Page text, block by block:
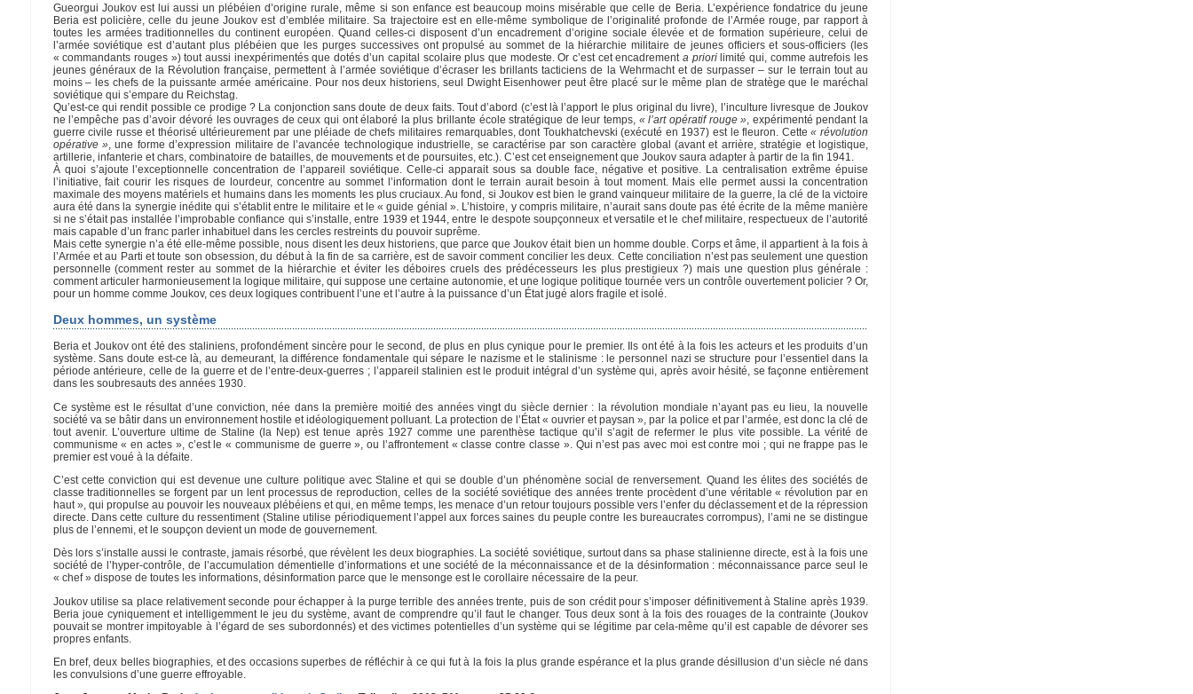
Gueorgui Joukov est lui aussi un plébéien d’origine rurale, même si son enfance est beaucoup moins misérable que celle de Beria. L’expérience fondatrice du jeune
Beria est policière, celle du jeune Joukov est d’emblée militaire. Sa trajectoire est en elle-même symbolique de l’originalité profonde de l’Armée rouge, par rapport à
toutes les armées traditionnelles du continent européen. Quand celles-ci disposent d’un encadrement d’origine sociale élevée et de formation supérieure, celui de
l’armée soviétique est d’autant plus plébéien que les purges successives ont propulsé au sommet de la hiérarchie militaire de jeunes officiers et sous-officiers (les
« commandants rouges ») tout aussi inexpérimentés que dotés d’un capital scolaire plus que modeste. Or c’est cet encadrementa priorilimité qui, comme autrefois les
jeunes généraux de la Révolution française, permettent à l’armée soviétique d’écraser les brillants tacticiens de la Wehrmacht et de surpasser – sur le terrain tout au
moins – les chefs de la puissante armée américaine. Pour nos deux historiens, seul Dwight Eisenhower peut être placé sur le même plan de stratège que le maréchal
soviétique qui s’empare du Reichstag.
Qu’est-ce qui rendit possible ce prodige ? La conjonction sans doute de deux faits. Tout d’abord (c’est là l’apport le plus original du livre), l’inculture livresque de Joukov
ne l’empêche pas d’avoir dévoré les ouvrages de ceux qui ont élaboré la plus brillante école stratégique de leur temps, « l’art opératif rouge », expérimenté pendant la
guerre civile russe et théorisé ultérieurement par une pléiade de chefs militaires remarquables, dont Toukhatchevski (exécuté en 1937) est le fleuron. Cette« révolution
opérative », une forme d’expression militaire de l’avancée technologique industrielle, se caractérise par son caractère global (avant et arrière, stratégie et logistique,
artillerie, infanterie et chars, combinatoire de batailles, de mouvements et de poursuites, etc.). C’est cet enseignement que Joukov saura adapter à partir de la fin 1941.
À quoi s’ajoute l’exceptionnelle concentration de l’appareil soviétique. Celle-ci apparait sous sa double face, négative et positive. La centralisation extrême épuise
l’initiative, fait courir les risques de lourdeur, concentre au sommet l’information dont le terrain aurait besoin à tout moment. Mais elle permet aussi la concentration
maximale des moyens matériels et humains dans les moments les plus cruciaux. Au fond, si Joukov est bien le grand vainqueur militaire de la guerre, la clé de la victoire
aura été dans la synergie inédite qui s’établit entre le militaire et le « guide génial ». L’histoire, y compris militaire, n’aurait sans doute pas été écrite de la même manière
si ne s’était pas installée l’improbable confiance qui s’installe, entre 1939 et 1944, entre le despote soupçonneux et versatile et le chef militaire, respectueux de l’autorité
mais capable d’un franc parler inhabituel dans les cercles restreints du pouvoir suprême.
Mais cette synergie n’a été elle-même possible, nous disent les deux historiens, que parce que Joukov était bien un homme double. Corps et âme, il appartient à la fois à
l’Armée et au Parti et toute son obsession, du début à la fin de sa carrière, est de savoir comment concilier les deux. Cette conciliation n’est pas seulement une question
personnelle (comment rester au sommet de la hiérarchie et éviter les déboires cruels des prédécesseurs les plus prestigieux ?) mais une question plus générale :
comment articuler harmonieusement la logique militaire, qui suppose une certaine autonomie, et une logique politique tournée vers un contrôle ouvertement policier ? Or,
pour un homme comme Joukov, ces deux logiques contribuent l’une et l’autre à la puissance d’un État jugé alors fragile et isolé.
Deux hommes, un système
Beria et Joukov ont été des staliniens, profondément sincère pour le second, de plus en plus cynique pour le premier. Ils ont été à la fois les acteurs et les produits d’un
système. Sans doute est-ce là, au demeurant, la différence fondamentale qui sépare le nazisme et le stalinisme : le personnel nazi se structure pour l’essentiel dans la
période antérieure, celle de la guerre et de l’entre-deux-guerres ; l’appareil stalinien est le produit intégral d’un système qui, après avoir hésité, se façonne entièrement
dans les soubresauts des années 1930.
Ce système est le résultat d’une conviction, née dans la première moitié des années vingt du siècle dernier : la révolution mondiale n’ayant pas eu lieu, la nouvelle
société va se bâtir dans un environnement hostile et idéologiquement polluant. La protection de l’État « ouvrier et paysan », par la police et par l’armée, est donc la clé de
tout avenir. L’ouverture ultime de Staline (la Nep) est tenue après 1927 comme une parenthèse tactique qu’il s’agit de refermer le plus vite possible. La vérité de
communisme « en actes », c’est le « communisme de guerre », ou l’affrontement « classe contre classe ». Qui n’est pas avec moi est contre moi ; qui ne frappe pas le
premier est voué à la défaite.
C’est cette conviction qui est devenue une culture politique avec Staline et qui se double d’un phénomène social de renversement. Quand les élites des sociétés de
classe traditionnelles se forgent par un lent processus de reproduction, celles de la société soviétique des années trente procèdent d’une véritable « révolution par en
haut », qui propulse au pouvoir les nouveaux plébéiens et qui, en même temps, les menace d’un retour toujours possible vers l’enfer du déclassement et de la répression
directe. Dans cette culture du ressentiment (Staline utilise périodiquement l’appel aux forces saines du peuple contre les bureaucrates corrompus), l’ami ne se distingue
plus de l’ennemi, et le soupçon devient un mode de gouvernement.
Dès lors s’installe aussi le contraste, jamais résorbé, que révèlent les deux biographies. La société soviétique, surtout dans sa phase stalinienne directe, est à la fois une
société de l’hyper-contrôle, de l’accumulation démentielle d’informations et une société de la méconnaissance et de la désinformation : méconnaissance parce seul le
« chef » dispose de toutes les informations, désinformation parce que le mensonge est le corollaire nécessaire de la peur.
Joukov utilise sa place relativement seconde pour échapper à la purge terrible des années trente, puis de son crédit pour s’imposer définitivement à Staline après 1939.
Beria joue cyniquement et intelligemment le jeu du système, avant de comprendre qu’il faut le changer. Tous deux sont à la fois des rouages de la contrainte (Joukov
pouvait se montrer impitoyable à l’égard de ses subordonnés) et des victimes potentielles d’un système qui se légitime par cela-même qu’il est capable de dévorer ses
propres enfants.
En bref, deux belles biographies, et des occasions superbes de réfléchir à ce qui fut à la fois la plus grande espérance et la plus grande désillusion d’un siècle né dans
les convulsions d’une guerre effroyable.